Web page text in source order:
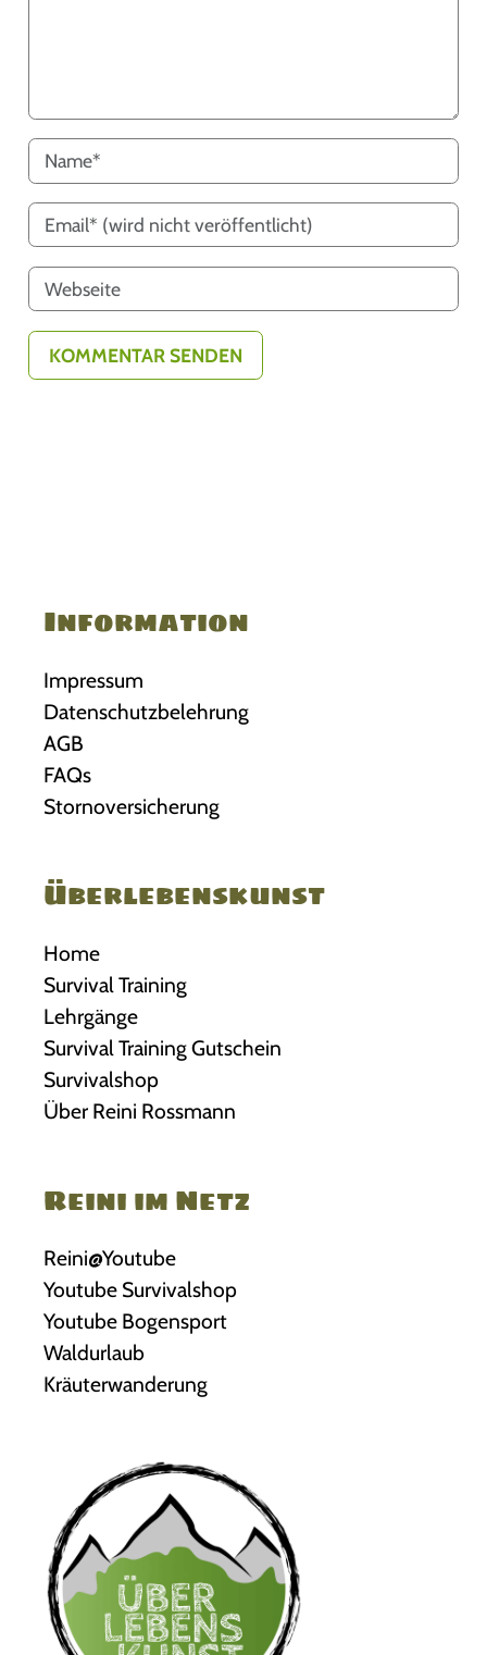
Information
Impressum
Datenschutzbelehrung
AGB
FAQs
Stornoversicherung
Überlebenskunst
Home
Survival Training
Lehrgänge
Survival Training Gutschein
Survivalshop
Über Reini Rossmann
Reini im Netz
Reini@Youtube
Youtube Survivalshop
Youtube Bogensport
Waldurlaub
Kräuterwanderung